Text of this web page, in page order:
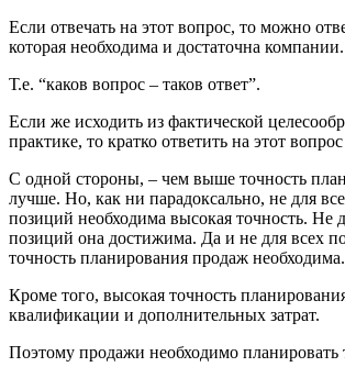
Если отвечать на этот вопрос, то можно
которая необходима и достаточна компании.
Т.е. “каков вопрос – таков ответ”.
Если же исходить из фактической
практике, то кратко ответить на этот вопрос
С одной стороны, – чем выше точность
лучше. Но, как ни парадоксально, не для
позиций необходима высокая точность. Не
позиций она достижима. Да и не для всех
точность планирования продаж необходима.
Кроме того, высокая точность
квалификации и дополнительных затрат.
Поэтому продажи необходимо планировать